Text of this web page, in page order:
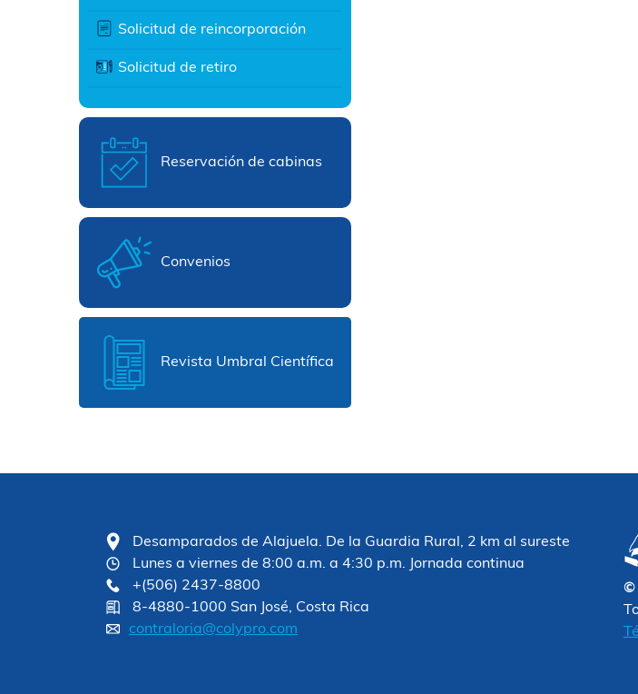
Solicitud de reincorporación
Solicitud de retiro
Reservación de cabinas
Convenios
Revista Umbral Científica
Desamparados de Alajuela. De la Guardia Rural, 2 km al sureste
Lunes a viernes de 8:00 a.m. a 4:30 p.m. Jornada continua
+(506) 2437-8800
8-4880-1000 San José, Costa Rica
contraloria@colypro.com
©